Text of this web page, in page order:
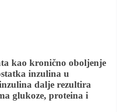
kao kronično oboljenje
inzulina u
dalje rezultira
glukoze, proteina i